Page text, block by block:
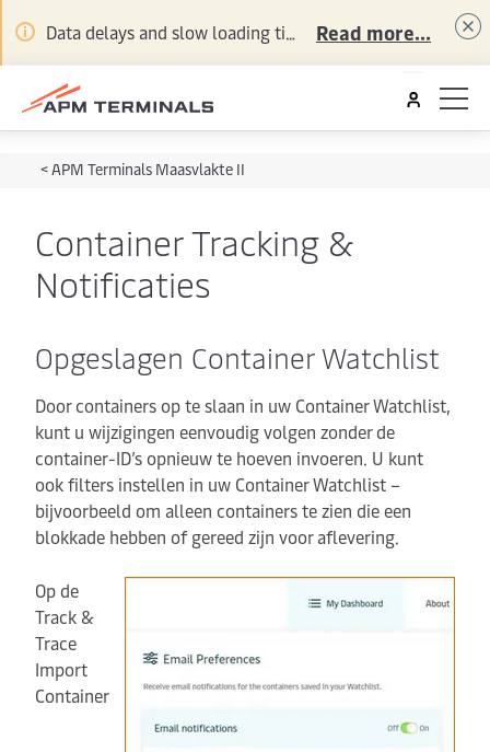
Data delays and slow loading times may be experienced for some online services. Thanks for your patience whilst our teams work to resolve this. Read more...
<APM Terminals Maasvlakte II
Container Tracking &
Notificaties
Opgeslagen Container Watchlist
Door containers op te slaan in uw Container Watchlist,
kunt u wijzigingen eenvoudig volgen zonder de
container-ID’s opnieuw te hoeven invoeren. U kunt
ook filters instellen in uw Container Watchlist –
bijvoorbeeld om alleen containers te zien die een
blokkade hebben of gereed zijn voor aflevering.
Op de
Track &
Trace
Import
Container